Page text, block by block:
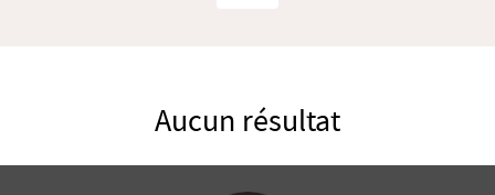
Aucun résultat